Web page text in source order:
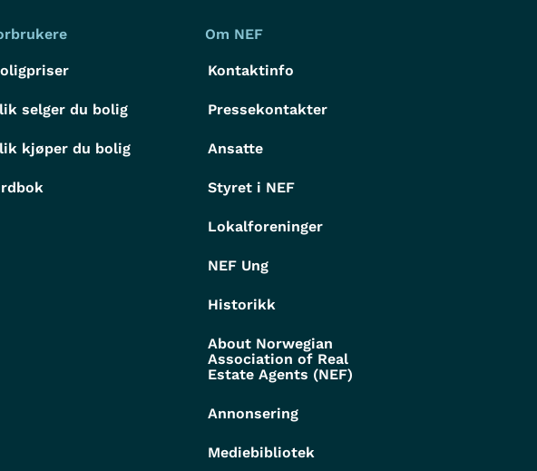
selger du bolig
kjøper du bolig
Om NEF
Kontaktinfo
Pressekontakter
Ansatte
Styret i NEF
Lokalforeninger
NEF Ung
Historikk
About Norwegian
Association of Real
Estate Agents (NEF)
Annonsering
Mediebibliotek